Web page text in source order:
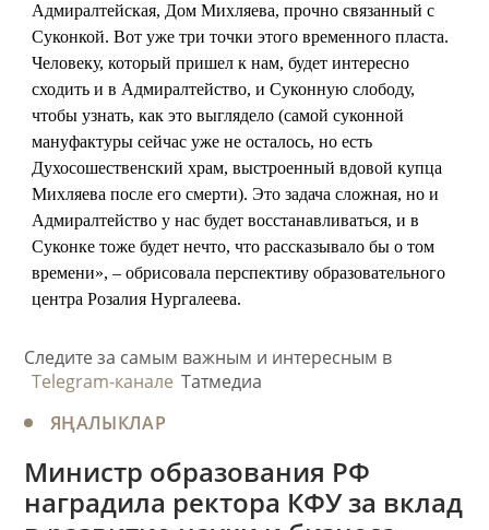
Адмиралтейская, Дом Михляева, прочно связанный с
Суконкой. Вот уже три точки этого временного пласта.
Человеку, который пришел к нам, будет интересно
сходить и в Адмиралтейство, и Суконную слободу,
чтобы узнать, как это выглядело (самой суконной
мануфактуры сейчас уже не осталось, но есть
Духосошественский храм, выстроенный вдовой купца
Михляева после его смерти). Это задача сложная, но и
Адмиралтейство у нас будет восстанавливаться, и в
Суконке тоже будет нечто, что рассказывало бы о том
времени», – обрисовала перспективу образовательного
центра Розалия Нургалеева.
Следите за самым важным и интересным в
Telegram-канале Татмедиа
ЯҢАЛЫКЛАР
Министр образования РФ
наградила ректора КФУ за вклад